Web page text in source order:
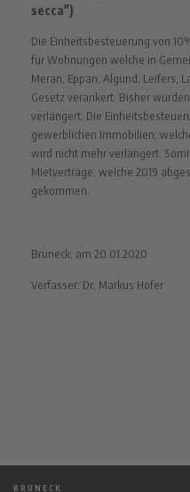
secca")
Die Einheitsbesteuerung von
für Wohnungen welche in
Meran, Eppan, Algund, Leifers,
Gesetz verankert. Bisher
verlängert. Die
gewerblichen Immobilien,
wird nicht mehr verlängert.
Mietverträge, welche 2019
gekommen.
Bruneck, am 20.01.2020
Verfasser: Dr. Markus Hofer
BRUNECK